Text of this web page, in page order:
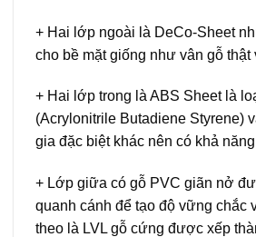
+ Hai lớp ngoài là DeCo-Sheet
cho bề mặt giống như vân gỗ thật
+ Hai lớp trong là ABS Sheet là
(Acrylonitrile Butadiene Styrene)
gia đặc biệt khác nên có khả
+ Lớp giữa có gỗ PVC giãn nở
quanh cánh để tạo độ vững chắc
theo là LVL gỗ cứng được xếp